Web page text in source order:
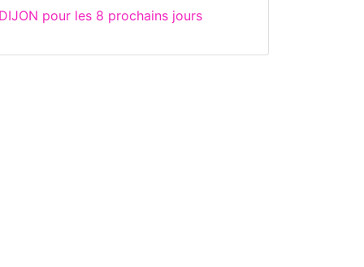
pour les 8 prochains jours